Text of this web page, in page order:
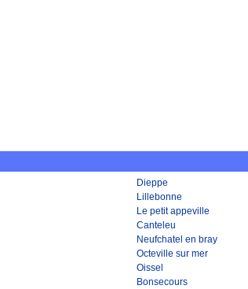
Dieppe
Lillebonne
Le petit appeville
Canteleu
Neufchatel en bray
Octeville sur mer
Oissel
Bonsecours